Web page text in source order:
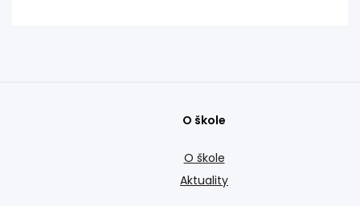
O škole
O škole
Aktuality